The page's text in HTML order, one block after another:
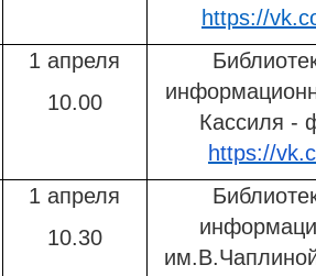
https://
1 апреля
10.00
Кассиля -
https://
1 апреля
10.30